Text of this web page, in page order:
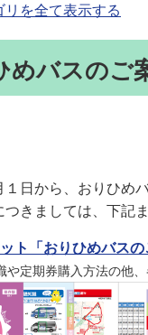
リを全て表示する
めバスのご
日から、おりひめ
きましては、下記
ト「おりひめバス
や定期券購入方法の他